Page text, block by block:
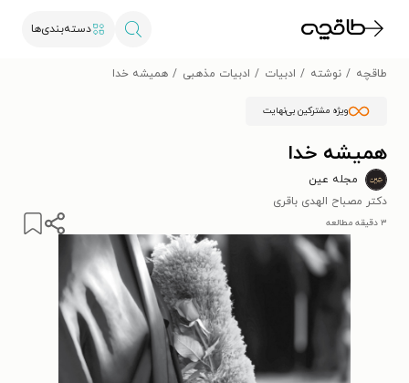
دسته‌بندی‌ها
طاقچه نوشته ادبیات ادبیات مذهبی همیشه خدا
ویژه مشترکین بی‌نهایت
همیشه خدا
مجله عین
دکتر مصباح الهدی باقری
۳ دقیقه مطالعه